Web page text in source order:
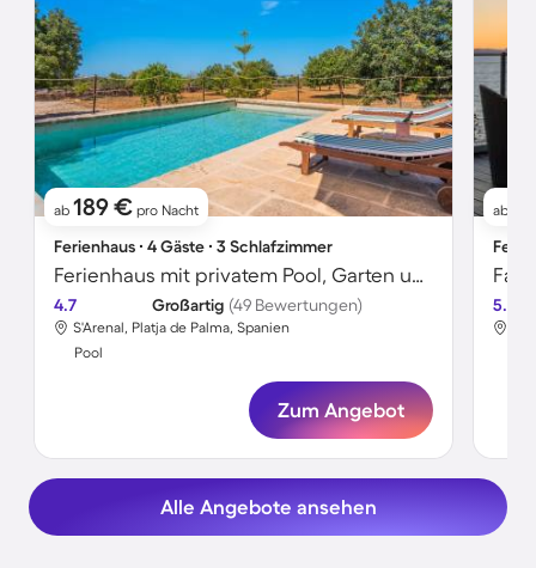
ab 189 € pro Nacht
Ferienhaus ∙ 4 Gäste ∙ 3 Schlafzimmer
Ferienhaus mit privatem Pool, Garten und Grill
4.7 Großartig (49 Bewertungen)
S'Arenal, Platja de Palma, Spanien
Pool
Zum Angebot
ab
5.0
Alle Angebote ansehen